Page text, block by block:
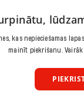
kas nepieciešamas
mainīt piekrišanu.